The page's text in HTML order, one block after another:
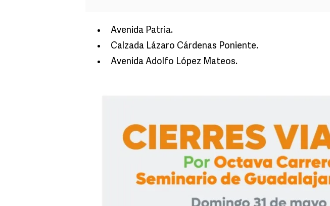
Avenida Patria.
Calzada Lázaro Cárdenas Poniente.
Avenida Adolfo López Mateos.